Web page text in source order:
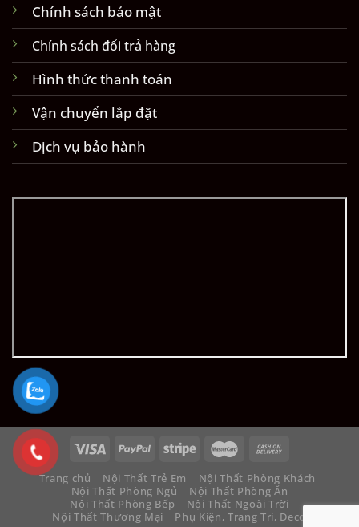
Chính sách bảo mật
Chính sách đổi trả hàng
Hình thức thanh toán
Vận chuyển lắp đặt
Dịch vụ bảo hành
Trang chủ Nội Thất Trẻ Em
Nội Thất Phòng Khách
Nội Thất Phòng Ngủ
Nội Thất Phòng Ăn
Nội Thất Phòng Bếp
Nội Thất Ngoài Trời
Nội Thất Thương Mại
Phụ Kiện, Trang Trí, Decor